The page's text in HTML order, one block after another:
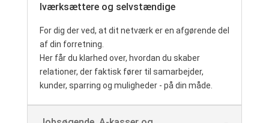
Iværksættere og selvstændige
For dig der ved, at dit netværk er en afgørende del
af din forretning.
Her får du klarhed over, hvordan du skaber
relationer, der faktisk fører til samarbejder,
kunder, sparring og muligheder - på din måde.